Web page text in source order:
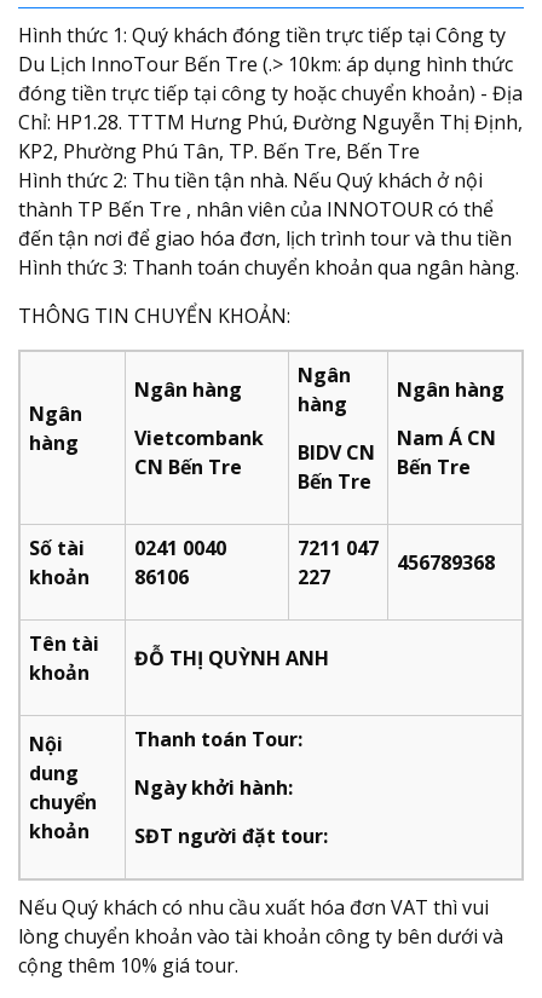
Hình thức 1: Quý khách đóng tiền trực tiếp tại Công ty
Du Lịch InnoTour Bến Tre (.> 10km: áp dụng hình thức
đóng tiền trực tiếp tại công ty hoặc chuyển khoản) - Địa
Chỉ: HP1.28. TTTM Hưng Phú, Đường Nguyễn Thị Định,
KP2, Phường Phú Tân, TP. Bến Tre, Bến Tre
Hình thức 2: Thu tiền tận nhà. Nếu Quý khách ở nội
thành TP Bến Tre , nhân viên của INNOTOUR có thể
đến tận nơi để giao hóa đơn, lịch trình tour và thu tiền
Hình thức 3: Thanh toán chuyển khoản qua ngân hàng.
THÔNG TIN CHUYỂN KHOẢN:
Ngân
hàng
Ngân hàng
Vietcombank
CN Bến Tre
Ngân
hàng
BIDV CN
Bến Tre
Ngân hàng
Nam Á CN
Bến Tre
Số tài
khoản
0241 0040
86106
7211 047
227​
456789368
Tên tài
khoản
ĐỖ THỊ QUỲNH ANH
Nội
dung
chuyển
khoản
Thanh toán Tour:
Ngày khởi hành:
SĐT người đặt tour:
Nếu Quý khách có nhu cầu xuất hóa đơn VAT thì vui
lòng chuyển khoản vào tài khoản công ty bên dưới và
cộng thêm 10% giá tour.